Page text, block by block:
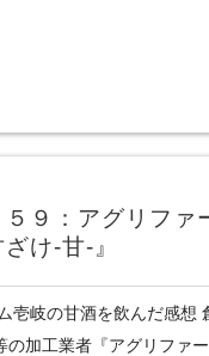
９：アグリフ
け-甘-』
壱岐の甘酒を飲んだ感想
の加工業者『アグリファ